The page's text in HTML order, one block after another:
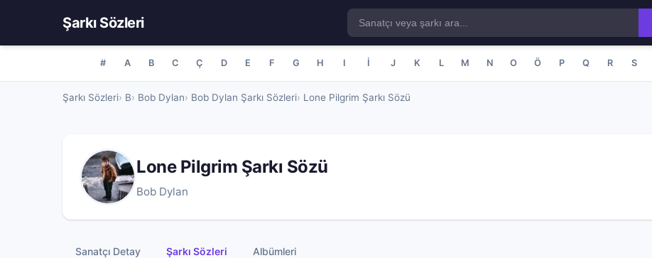
Şarkı Sözleri
# A B C Ç D E F G H I İ J K L M N O Ö P Q R S
Şarkı Sözleri B Bob Dylan Bob Dylan Şarkı Sözleri Lone Pilgrim Şarkı Sözü
Lone Pilgrim Şarkı Sözü
Bob Dylan
Sanatçı Detay Şarkı Sözleri Albümleri